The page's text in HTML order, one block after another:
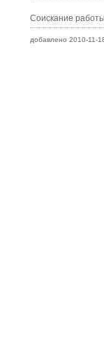
Соискание работы
добавлено 2010-11-